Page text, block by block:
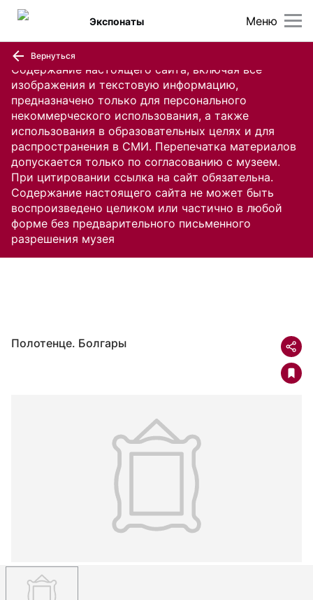
Содержание настоящего сайта, включая все
изображения и текстовую информацию,
предназначено только для персонального
некоммерческого использования, а также
использования в образовательных целях и для
распространения в СМИ. Перепечатка материалов
допускается только по согласованию с музеем.
При цитировании ссылка на сайт обязательна.
Содержание настоящего сайта не может быть
воспроизведено целиком или частично в любой
форме без предварительного письменного
разрешения музея
Меню
Экспонаты
Вернуться
Полотенце. Болгары